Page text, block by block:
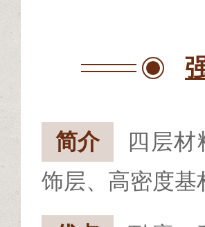
简介
四层
饰层、高密度